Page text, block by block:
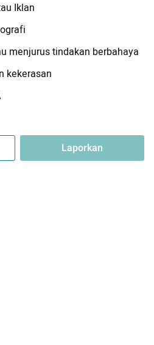
Iklan
menjurus tindakan berbahaya
kekerasan
Laporkan